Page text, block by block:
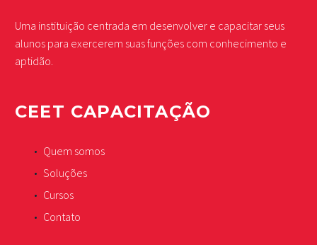
Uma instituição centrada em desenvolver e capacitar seus
alunos para exercerem suas funções com conhecimento e
aptidão.
CEET CAPACITAÇÃO
Quem somos
Soluções
Cursos
Contato